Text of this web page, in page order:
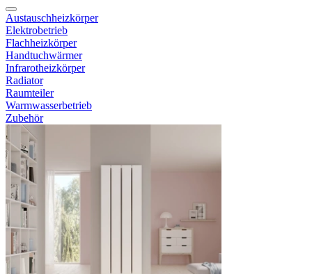
Austauschheizkörper
Elektrobetrieb
Flachheizkörper
Handtuchwärmer
Infrarotheizkörper
Radiator
Raumteiler
Warmwasserbetrieb
Zubehör